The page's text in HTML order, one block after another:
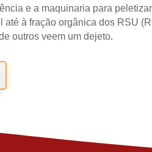
e a maquinaria para
até à fração orgânica dos RSU
outros veem um dejeto.